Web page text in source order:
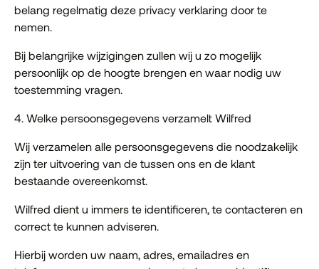
belang regelmatig deze privacy verklaring door te
nemen.
Bij belangrijke wijzigingen zullen wij u zo mogelijk
persoonlijk op de hoogte brengen en waar nodig uw
toestemming vragen.
4. Welke persoonsgegevens verzamelt Wilfred
Wij verzamelen alle persoonsgegevens die noodzakelijk
zijn ter uitvoering van de tussen ons en de klant
bestaande overeenkomst.
Wilfred dient u immers te identificeren, te contacteren en
correct te kunnen adviseren.
Hierbij worden uw naam, adres, emailadres en